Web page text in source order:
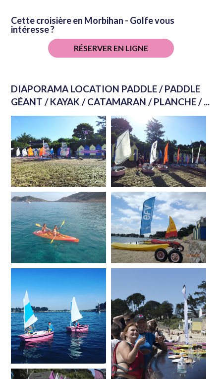
Cette croisière en Morbihan - Golfe vous
intéresse ?
RÉSERVER EN LIGNE
DIAPORAMA LOCATION PADDLE / PADDLE
GÉANT / KAYAK / CATAMARAN / PLANCHE / ...